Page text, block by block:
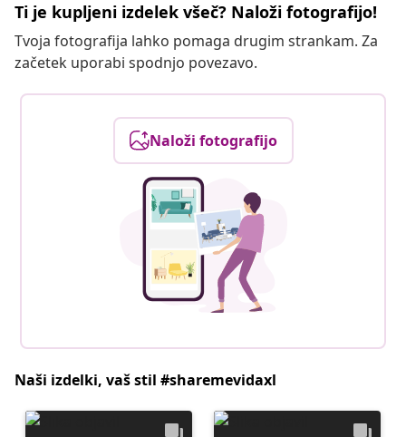
Ti je kupljeni izdelek všeč? Naloži fotografijo!
Tvoja fotografija lahko pomaga drugim strankam. Za
začetek uporabi spodnjo povezavo.
Naloži fotografijo
Naši izdelki, vaš stil #sharemevidaxl